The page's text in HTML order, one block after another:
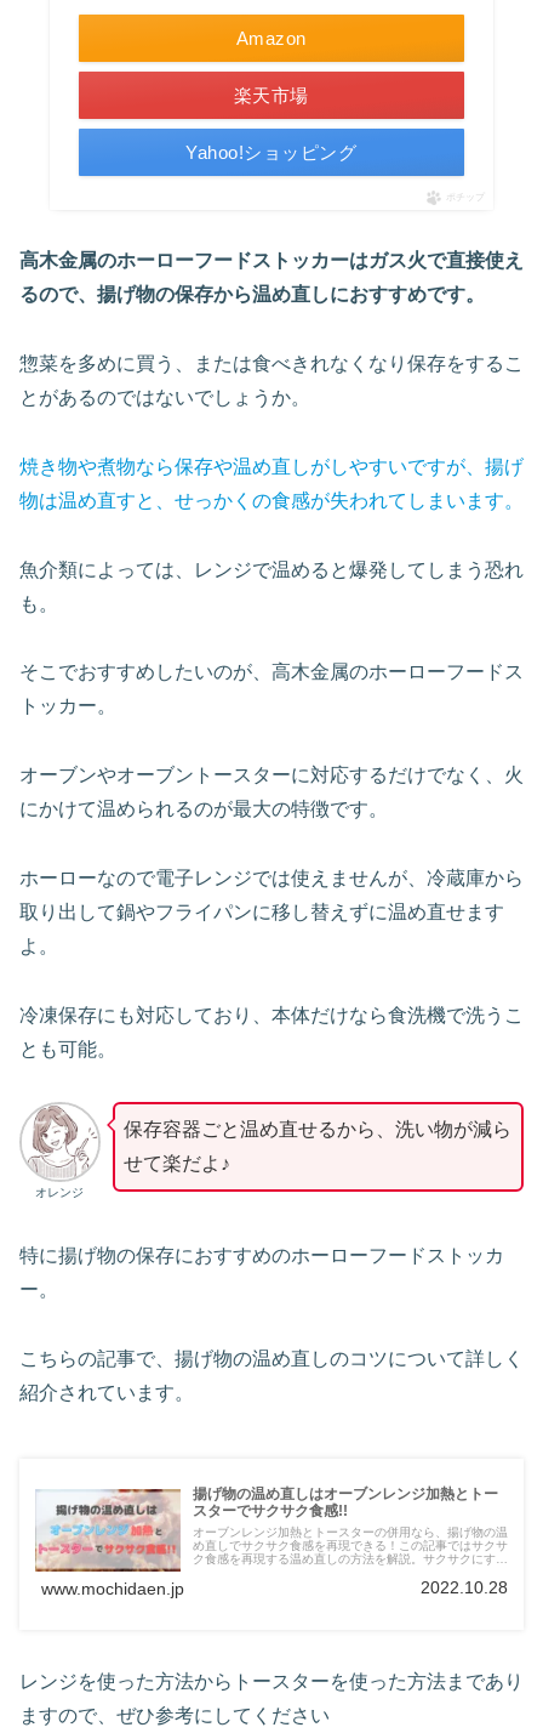
Amazon
楽天市場
Yahoo!ショッピング
ポチップ
高木金属のホーローフードストッカーはガス火で直接使え
るので、揚げ物の保存から温め直しにおすすめです。
惣菜を多めに買う、または食べきれなくなり保存をするこ
とがあるのではないでしょうか。
焼き物や煮物なら保存や温め直しがしやすいですが、揚げ
物は温め直すと、せっかくの食感が失われてしまいます。
魚介類によっては、レンジで温めると爆発してしまう恐れ
も。
そこでおすすめしたいのが、高木金属のホーローフードス
トッカー。
オーブンやオーブントースターに対応するだけでなく、火
にかけて温められるのが最大の特徴です。
ホーローなので電子レンジでは使えませんが、冷蔵庫から
取り出して鍋やフライパンに移し替えずに温め直せます
よ。
冷凍保存にも対応しており、本体だけなら食洗機で洗うこ
とも可能。
オレンジ
保存容器ごと温め直せるから、洗い物が減ら
せて楽だよ♪
特に揚げ物の保存におすすめのホーローフードストッカ
ー。
こちらの記事で、揚げ物の温め直しのコツについて詳しく
紹介されています。
揚げ物の温め直しはオーブンレンジ加熱とトー
スターでサクサク食感!!
オーブンレンジ加熱とトースターの併用なら、揚げ物の温
め直しでサクサク食感を再現できる！この記事ではサクサ
ク食感を再現する温め直しの方法を解説。サクサクにする
www.mochidaen.jp 2022.10.28
レンジを使った方法からトースターを使った方法まであり
ますので、ぜひ参考にしてください